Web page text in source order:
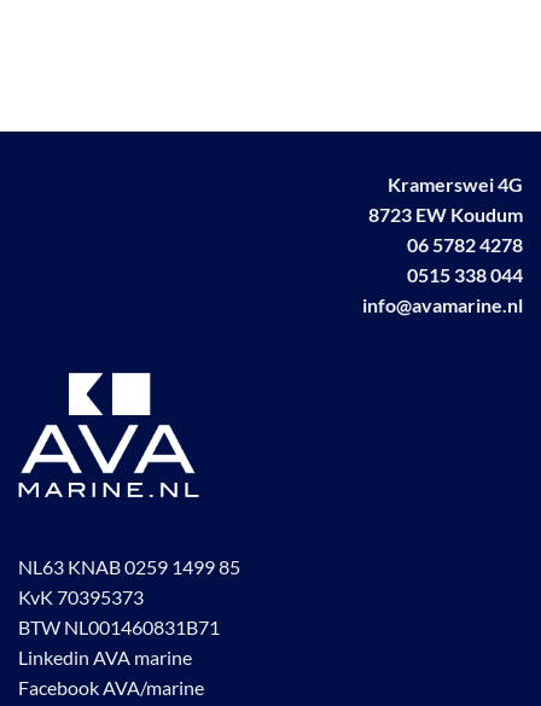
Kramerswei 4G
8723 EW Koudum
06 5782 4278
0515 338 044
info@avamarine.nl
NL63 KNAB 0259 1499 85
KvK 70395373
BTW NL001460831B71
Linkedin AVA marine
Facebook AVA/marine